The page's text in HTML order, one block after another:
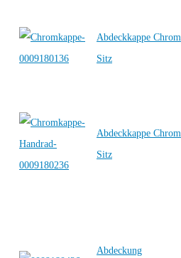
Abdeckkappe Chrom
Sitz
Abdeckkappe Chrom
Sitz
Abdeckung